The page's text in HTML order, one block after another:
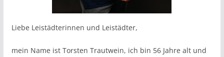
Liebe Leistädterinnen und Leistädter,
mein Name ist Torsten Trautwein, ich bin 56 Jahre alt und